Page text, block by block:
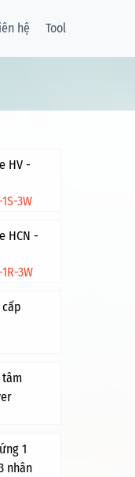
hệ Tool
HV -
3W
HCN -
3W
1
nhân